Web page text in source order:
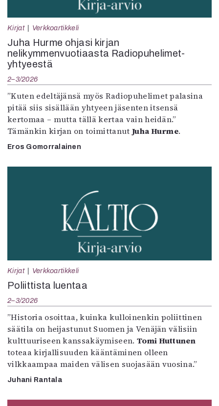
Kirjat Verkkoartikkeli
Juha Hurme ohjasi kirjan
nelikymmenvuotiaasta Radiopuhelimet-
yhtyeestä
2–3/2026
”Kuten edeltäjänsä myös Radiopuhelimet palasina
pitää siis sisällään yhtyeen jäsenten itsensä
kertomaa – mutta tällä kertaa vain heidän.”
Tämänkin kirjan on toimittanut Juha Hurme.
Eros Gomorralainen
Kirjat Verkkoartikkeli
Poliittista luentaa
2–3/2026
”Historia osoittaa, kuinka kulloinenkin poliittinen
säätila on heijastunut Suomen ja Venäjän välisiin
kulttuuriseen kanssakäymiseen. Tomi Huttunen
toteaa kirjallisuuden kääntäminen olleen
vilkkaampaa maiden välisen suojasään vuosina.”
Juhani Rantala